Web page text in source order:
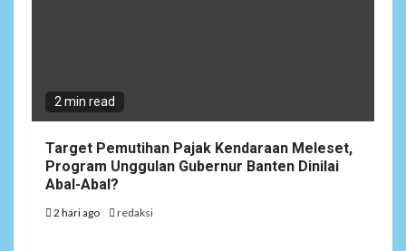
2 min read
Target Pemutihan Pajak Kendaraan Meleset,
Program Unggulan Gubernur Banten Dinilai
Abal-Abal?
2 hari ago redaksi